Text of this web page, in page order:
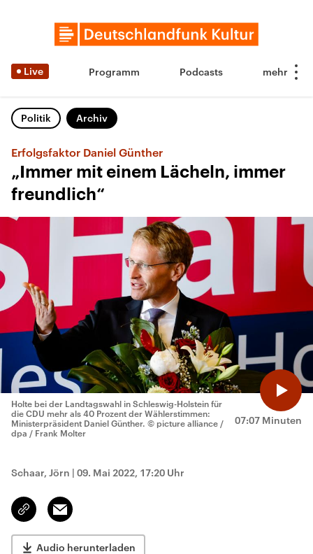
Live Programm Podcasts
Politik Archiv
Erfolgsfaktor Daniel Günther
„Immer mit einem Lächeln, immer
freundlich“
07:07 Minuten
Holte bei der Landtagswahl in Schleswig-Holstein für
die CDU mehr als 40 Prozent der Wählerstimmen:
Ministerpräsident Daniel Günther. © picture alliance /
dpa / Frank Molter
Schaar, Jörn | 09. Mai 2022, 17:20 Uhr
Link
kopieren/teilen
Email
Audio herunterladen